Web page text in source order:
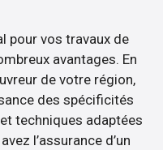
pour vos travaux de
avantages. En
de votre région,
des spécificités
techniques adaptées
l’assurance d’un